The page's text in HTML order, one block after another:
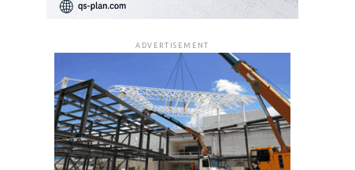
ADVERTISEMENT